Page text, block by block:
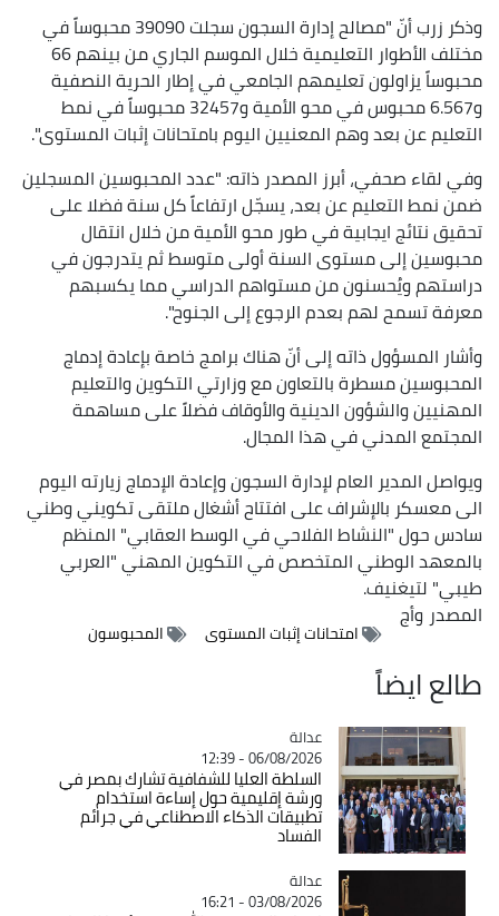
وذكر زرب أنّ "مصالح إدارة السجون سجلت 39090 محبوساً في
مختلف الأطوار التعليمية خلال الموسم الجاري من بينهم 66
محبوساً يزاولون تعليمهم الجامعي في إطار الحرية النصفية
و6.567 محبوس في محو الأمية و32457 محبوساً في نمط
التعليم عن بعد وهم المعنيين اليوم بامتحانات إثبات المستوى".
وفي لقاء صحفي، أبرز المصدر ذاته: "عدد المحبوسين المسجلين
ضمن نمط التعليم عن بعد، يسجّل ارتفاعاً كل سنة فضلا على
تحقيق نتائج ايجابية في طور محو الأمية من خلال انتقال
محبوسين إلى مستوى السنة أولى متوسط ثم يتدرجون في
دراستهم ويُحسنون من مستواهم الدراسي مما يكسبهم
معرفة تسمح لهم بعدم الرجوع إلى الجنوح".
وأشار المسؤول ذاته إلى أنّ هناك برامج خاصة بإعادة إدماج
المحبوسين مسطرة بالتعاون مع وزارتي التكوين والتعليم
المهنيين والشؤون الدينية والأوقاف فضلاً على مساهمة
المجتمع المدني في هذا المجال.
ويواصل المدير العام لإدارة السجون وإعادة الإدماج زيارته اليوم
الى معسكر بالإشراف على افتتاح أشغال ملتقى تكويني وطني
سادس حول "النشاط الفلاحي في الوسط العقابي" المنظم
بالمعهد الوطني المتخصص في التكوين المهني "العربي
طيبي" لتيغنيف.
المصدروأج
امتحانات إثبات المستوى المحبوسون
طالع ايضاً
Catégorie
عدالة
06/08/2026 - 12:39
السلطة العليا للشفافية تشارك بمصر في
ورشة إقليمية حول إساءة استخدام
تطبيقات الذكاء الاصطناعي في جرائم
الفساد
Catégorie
عدالة
03/08/2026 - 16:21